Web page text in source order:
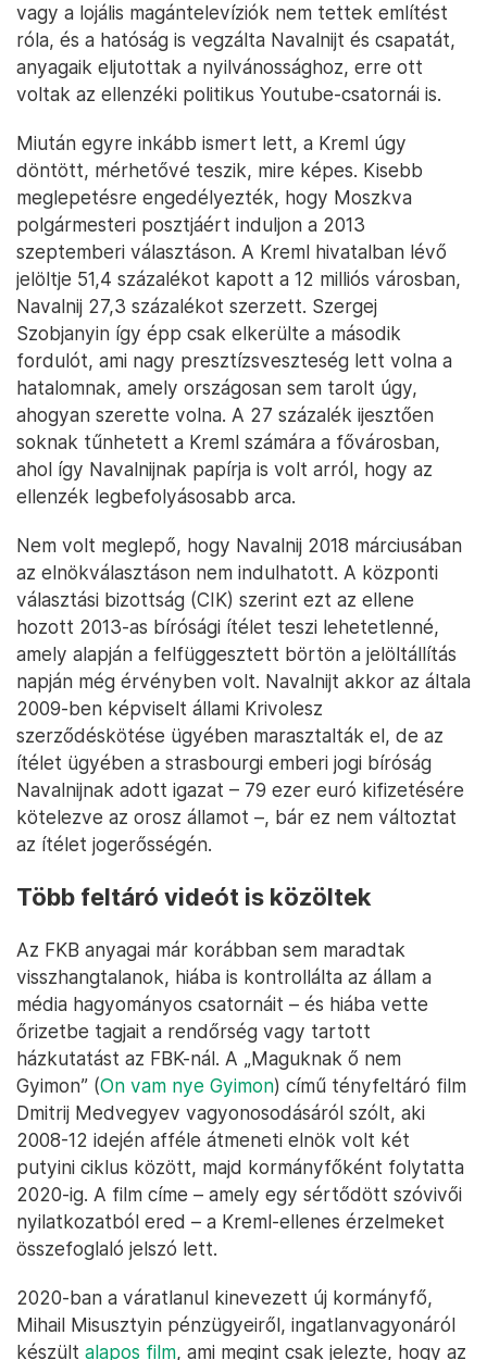
vagy a lojális magántelevíziók nem tettek említést
róla, és a hatóság is vegzálta Navalnijt és csapatát,
anyagaik eljutottak a nyilvánossághoz, erre ott
voltak az ellenzéki politikus Youtube-csatornái is.
Miután egyre inkább ismert lett, a Kreml úgy
döntött, mérhetővé teszik, mire képes. Kisebb
meglepetésre engedélyezték, hogy Moszkva
polgármesteri posztjáért induljon a 2013
szeptemberi választáson. A Kreml hivatalban lévő
jelöltje 51,4 százalékot kapott a 12 milliós városban,
Navalnij 27,3 százalékot szerzett. Szergej
Szobjanyin így épp csak elkerülte a második
fordulót, ami nagy presztízsveszteség lett volna a
hatalomnak, amely országosan sem tarolt úgy,
ahogyan szerette volna. A 27 százalék ijesztően
soknak tűnhetett a Kreml számára a fővárosban,
ahol így Navalnijnak papírja is volt arról, hogy az
ellenzék legbefolyásosabb arca.
Nem volt meglepő, hogy Navalnij 2018 márciusában
az elnökválasztáson nem indulhatott. A központi
választási bizottság (CIK) szerint ezt az ellene
hozott 2013-as bírósági ítélet teszi lehetetlenné,
amely alapján a felfüggesztett börtön a jelöltállítás
napján még érvényben volt. Navalnijt akkor az általa
2009-ben képviselt állami Krivolesz
szerződéskötése ügyében marasztalták el, de az
ítélet ügyében a strasbourgi emberi jogi bíróság
Navalnijnak adott igazat – 79 ezer euró kifizetésére
kötelezve az orosz államot –, bár ez nem változtat
az ítélet jogerősségén.
Több feltáró videót is közöltek
Az FKB anyagai már korábban sem maradtak
visszhangtalanok, hiába is kontrollálta az állam a
média hagyományos csatornáit – és hiába vette
őrizetbe tagjait a rendőrség vagy tartott
házkutatást az FBK-nál. A „Maguknak ő nem
Gyimon” (On vam nye Gyimon) című tényfeltáró film
Dmitrij Medvegyev vagyonosodásáról szólt, aki
2008-12 idején afféle átmeneti elnök volt két
putyini ciklus között, majd kormányfőként folytatta
2020-ig. A film címe – amely egy sértődött szóvivői
nyilatkozatból ered – a Kreml-ellenes érzelmeket
összefoglaló jelszó lett.
2020-ban a váratlanul kinevezett új kormányfő,
Mihail Misusztyin pénzügyeiről, ingatlanvagyonáról
készült alapos film, ami megint csak jelezte, hogy az